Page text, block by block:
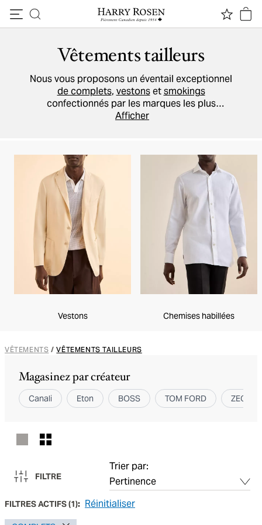
Vêtements tailleurs
Nous vous proposons un éventail exceptionnel
de complets, vestonsetsmokings
confectionnés par les marques les plus
réputées au monde. Nous croyons qu'il est
recommandons donc de choisirle ramassage
en magasin
conseillers vestimentaires
peuvent vous aider à profiter des différents
Afficher
Vestons Chemises habillées
VÊTEMENTS / VÊTEMENTS TAILLEURS
Magasinez par créateur
Canali Eton BOSS TOM FORD ZEGNA
FILTRE
Trier par:
FILTRES ACTIFS(1): Réinitialiser